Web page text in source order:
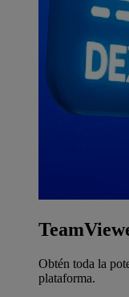
Obtén toda la
plataforma.